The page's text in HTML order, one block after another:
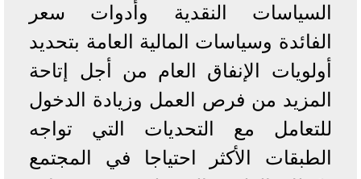
السياسات النقدية وأدوات سعر
الفائدة وسياسات المالية العامة بتحديد
أولويات الإنفاق العام من أجل إتاحة
المزيد من فرص العمل وزيادة الدخول
للتعامل مع التحديات التي تواجه
الطبقات الأكثر احتياجا في المجتمع